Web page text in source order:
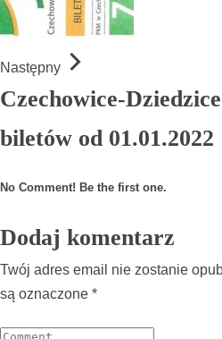
Następny
Czechowice-
biletów od 01.01.2022
No Comment! Be the first one.
Dodaj komentarz
Twój adres email nie zostanie
są oznaczone *